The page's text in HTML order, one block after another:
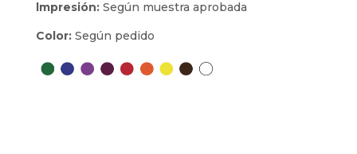
lmpresión:Según muestra aprobada
Color:Según pedido